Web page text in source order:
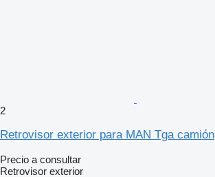
2
Retrovisor exterior para MAN Tga camión
Precio a consultar
Retrovisor exterior